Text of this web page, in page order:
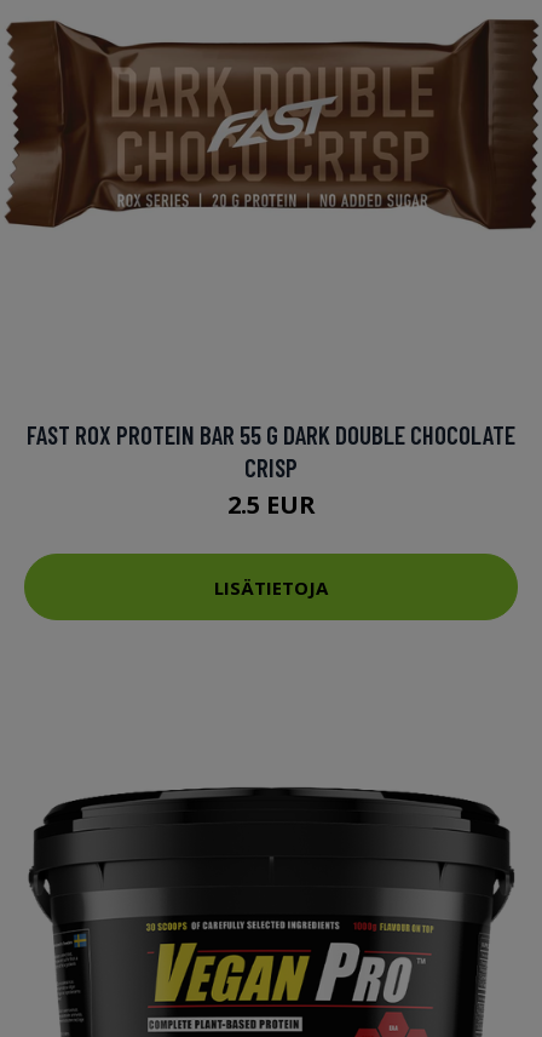
FAST ROX PROTEIN BAR 55 G DARK DOUBLE CHOCOLATE
CRISP
2.5 EUR
LISÄTIETOJA